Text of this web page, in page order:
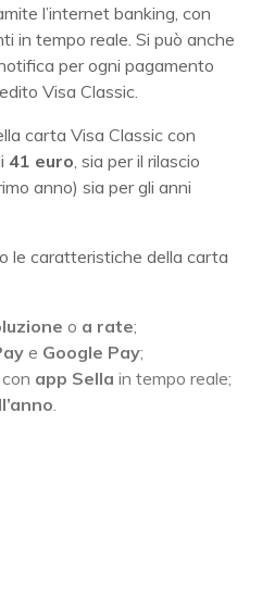
l’internet banking, con
in tempo reale. Si può anche
per ogni pagamento
Visa Classic.
carta Visa Classic con
41 euro , sia per il rilascio
anno) sia per gli anni
le caratteristiche della carta
o a rate;
e Google Pay;
con app Sella in tempo reale;